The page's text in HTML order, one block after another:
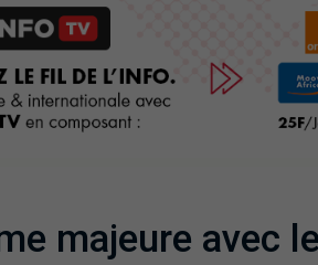
majeure avec